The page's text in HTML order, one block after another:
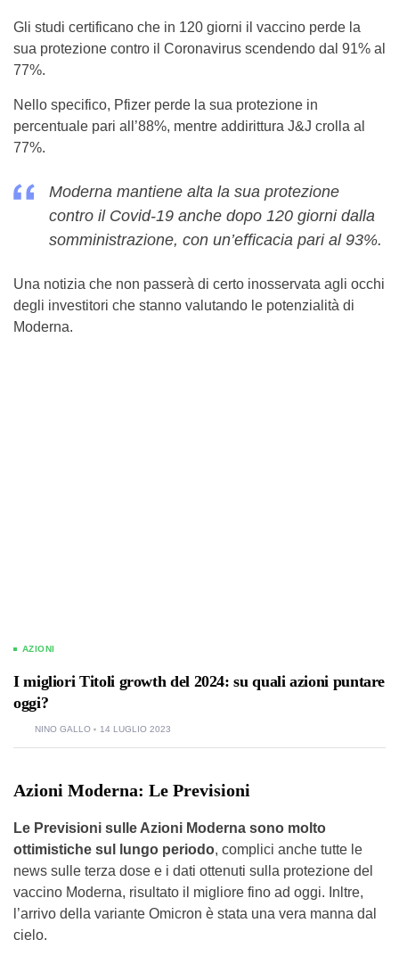
Gli studi certificano che in 120 giorni il vaccino perde la
sua protezione contro il Coronavirus scendendo dal 91% al
77%.
Nello specifico, Pfizer perde la sua protezione in
percentuale pari all’88%, mentre addirittura J&J crolla al
77%.
Moderna mantiene alta la sua protezione
contro il Covid-19 anche dopo 120 giorni dalla
somministrazione, con un’efficacia pari al 93%.
Una notizia che non passerà di certo inosservata agli occhi
degli investitori che stanno valutando le potenzialità di
Moderna.
AZIONI
I migliori Titoli growth del 2024: su quali azioni puntare
oggi?
NINO GALLO 14 LUGLIO 2023
Azioni Moderna: Le Previsioni
Le Previsioni sulle Azioni Moderna sono molto
ottimistiche sul lungo periodo, complici anche tutte le
news sulle terza dose e i dati ottenuti sulla protezione del
vaccino Moderna, risultato il migliore fino ad oggi. Inltre,
l’arrivo della variante Omicron è stata una vera manna dal
cielo.